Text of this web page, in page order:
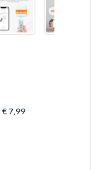
€ 7,99